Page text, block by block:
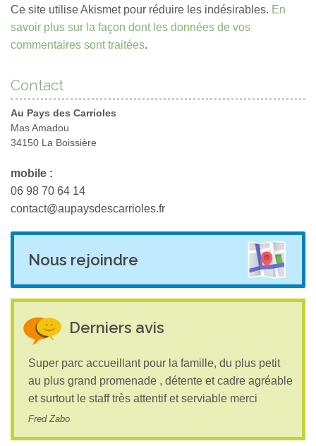
Ce site utilise Akismet pour réduire les indésirables. En
savoir plus sur la façon dont les données de vos
commentaires sont traitées.
Contact
Au Pays des Carrioles
Mas Amadou
34150 La Boissière
mobile :
06 98 70 64 14
contact@aupaysdescarrioles.fr
Nous rejoindre
Derniers avis
Super parc accueillant pour la famille, du plus petit
au plus grand promenade , détente et cadre agréable
et surtout le staff très attentif et serviable merci
Fred Zabo